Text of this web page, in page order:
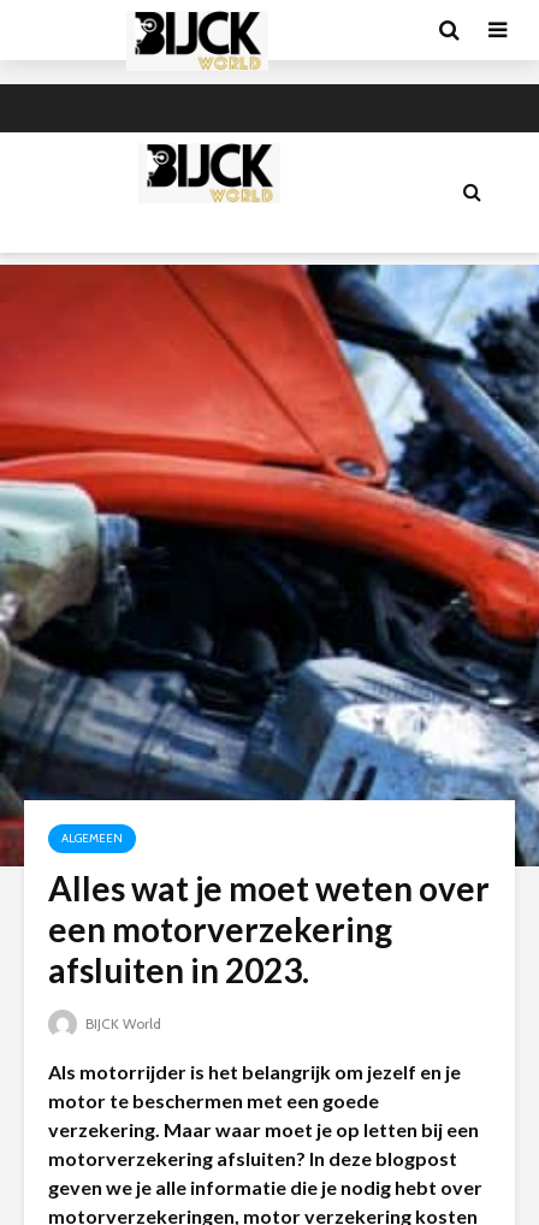
ALGEMEEN
Alles wat je moet weten over
een motorverzekering
afsluiten in 2023.
BIJCK World
Als motorrijder is het belangrijk om jezelf en je
motor te beschermen met een goede
verzekering. Maar waar moet je op letten bij een
motorverzekering afsluiten? In deze blogpost
geven we je alle informatie die je nodig hebt over
motorverzekeringen, motor verzekering kosten